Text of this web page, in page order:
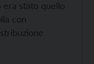
era stato quello
con